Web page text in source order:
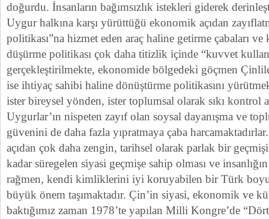
doğurdu. İnsanların bağımsızlık istekleri giderek
Uygur halkına karşı yürüttüğü ekonomik açıdan
politikası”na hizmet eden araç haline getirme çabaları
düşürme politikası çok daha titizlik içinde “kuvvet
gerçekleştirilmekte, ekonomide bölgedeki göçmen
ise ihtiyaç sahibi haline dönüştürme politikasını
ister bireysel yönden, ister toplumsal olarak sıkı kontrol
Uygurlar’ın nispeten zayıf olan soysal dayanışma ve
güvenini de daha fazla yıpratmaya çaba
açıdan çok daha zengin, tarihsel olarak parlak bir
kadar süregelen siyasi geçmişe sahip olması ve
rağmen, kendi kimliklerini iyi koruyabilen bir Türk boyu
büyük önem taşımaktadır. Çin’in siyasi, ekonomik ve
baktığımız zaman 1978’te yapılan Milli Kongre’de